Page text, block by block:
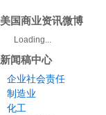
美国商业资讯微博
Loading...
新闻稿中心
企业社会责任
制造业
化工